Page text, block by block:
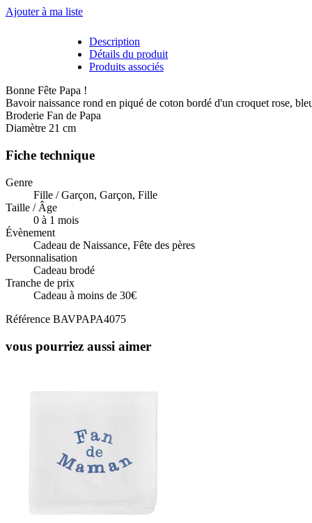
Ajouter à ma liste
Description
Détails du produit
Produits associés
Bonne Fête Papa !
Bavoir naissance rond en piqué de coton bordé d'un croquet rose,
Broderie Fan de Papa
Diamètre 21 cm
Fiche technique
Genre
Fille / Garçon, Garçon, Fille
Taille / Âge
0 à 1 mois
Évènement
Cadeau de Naissance, Fête des pères
Personnalisation
Cadeau brodé
Tranche de prix
Cadeau à moins de 30€
Référence BAVPAPA4075
vous pourriez aussi aimer